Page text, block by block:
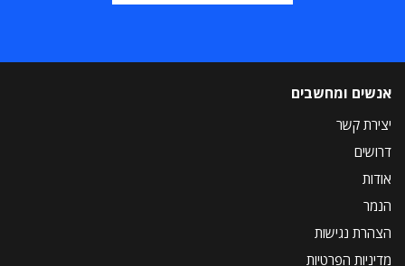
אנשים ומחשבים
יצירת קשר
דרושים
אודות
הנמר
הצהרת נגישות
מדיניות הפרטיות